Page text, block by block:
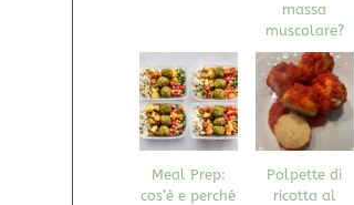
massa
muscolare?
Meal Prep:
cos’è e perché
Polpette di
ricotta al